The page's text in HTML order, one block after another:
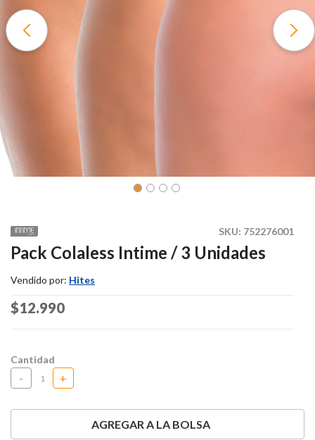
SKU: 752276001
Pack Colaless Intime / 3 Unidades
Vendido por: Hites
Price reduced from
$12.990
Cantidad
- +
AGREGAR A LA BOLSA